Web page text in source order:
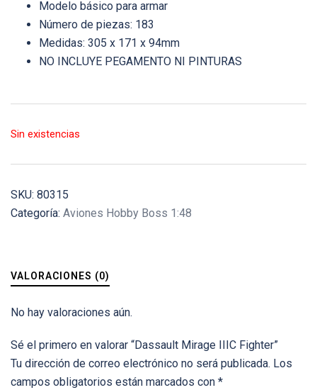
Modelo básico para armar
Número de piezas: 183
Medidas: 305 x 171 x 94mm
NO INCLUYE PEGAMENTO NI PINTURAS
Sin existencias
SKU: 80315
Categoría: Aviones Hobby Boss 1:48
VALORACIONES (0)
No hay valoraciones aún.
Sé el primero en valorar “Dassault Mirage IIIC Fighter”
Tu dirección de correo electrónico no será publicada. Los
campos obligatorios están marcados con *